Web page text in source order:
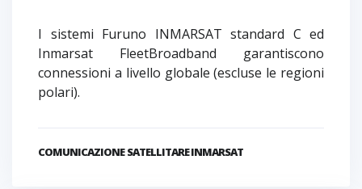
I sistemi Furuno INMARSAT standard C ed
Inmarsat FleetBroadband garantiscono
connessioni a livello globale (escluse le regioni
polari).
COMUNICAZIONE SATELLITARE INMARSAT